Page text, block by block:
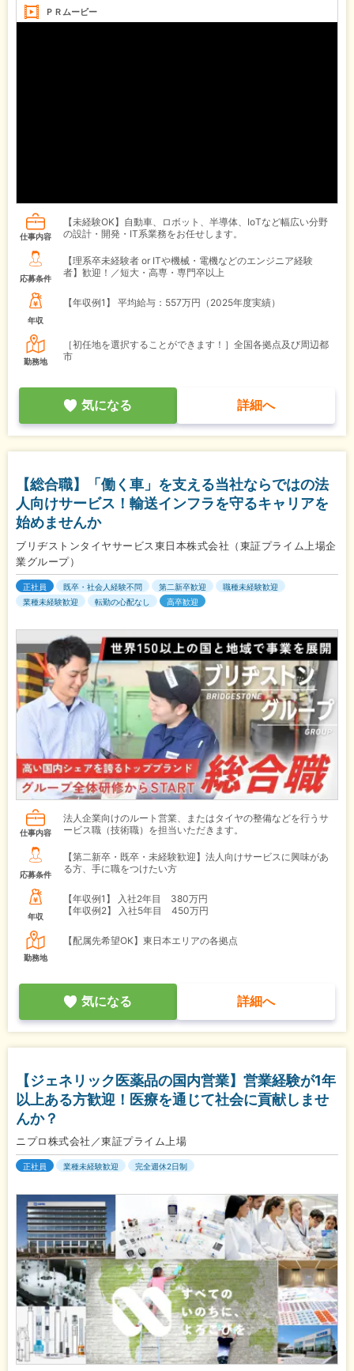
ＰＲムービー
仕事内容
【未経験OK】自動車、ロボット、半導体、IoTなど幅広い分野
の設計・開発・IT系業務をお任せします。
応募条件
【理系卒未経験者 or ITや機械・電機などのエンジニア経験
者】歓迎！／短大・高専・専門卒以上
年収
【年収例1】 平均給与：557万円（2025年度実績）
勤務地
［初任地を選択することができます！］全国各拠点及び周辺都
市
気になる 詳細へ
【総合職】「働く車」を支える当社ならではの法
人向けサービス！輸送インフラを守るキャリアを
始めませんか
ブリヂストンタイヤサービス東日本株式会社（東証プライム上場企
業グループ）
正社員 既卒・社会人経験不問 第二新卒歓迎
職種未経験歓迎
業種未経験歓迎
転勤の心配なし 高卒歓迎
仕事内容
法人企業向けのルート営業、またはタイヤの整備などを行うサ
ービス職（技術職）を担当いただきます。
応募条件
【第二新卒・既卒・未経験歓迎】法人向けサービスに興味があ
る方、手に職をつけたい方
年収
【年収例1】
入社2年目 380万円
【年収例2】
入社5年目 450万円
勤務地
【配属先希望OK】東日本エリアの各拠点
気になる 詳細へ
【ジェネリック医薬品の国内営業】営業経験が1年
以上ある方歓迎！医療を通じて社会に貢献しませ
んか？
ニプロ株式会社／東証プライム上場
正社員 業種未経験歓迎 完全週休2日制